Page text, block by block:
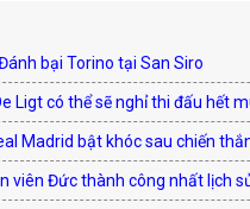
bại Torino tại San Siro
Ligt có thể sẽ nghỉ thi đấu hết
Madrid bật khóc sau chiến
viên Đức thành công nhất lịch